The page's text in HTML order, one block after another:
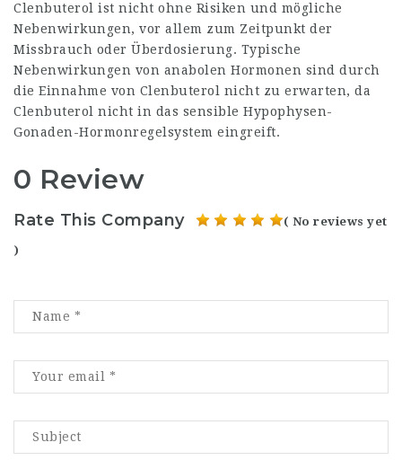
Clenbuterol ist nicht ohne Risiken und mögliche
Nebenwirkungen, vor allem zum Zeitpunkt der
Missbrauch oder Überdosierung. Typische
Nebenwirkungen von anabolen Hormonen sind durch
die Einnahme von Clenbuterol nicht zu erwarten, da
Clenbuterol nicht in das sensible Hypophysen-
Gonaden-Hormonregelsystem eingreift.
0 Review
Rate This Company ( No reviews yet
)